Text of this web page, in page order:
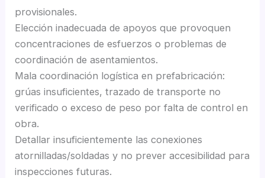
provisionales.
Elección inadecuada de apoyos que provoquen
concentraciones de esfuerzos o problemas de
coordinación de asentamientos.
Mala coordinación logística en prefabricación:
grúas insuficientes, trazado de transporte no
verificado o exceso de peso por falta de control en
obra.
Detallar insuficientemente las conexiones
atornilladas/soldadas y no prever accesibilidad para
inspecciones futuras.